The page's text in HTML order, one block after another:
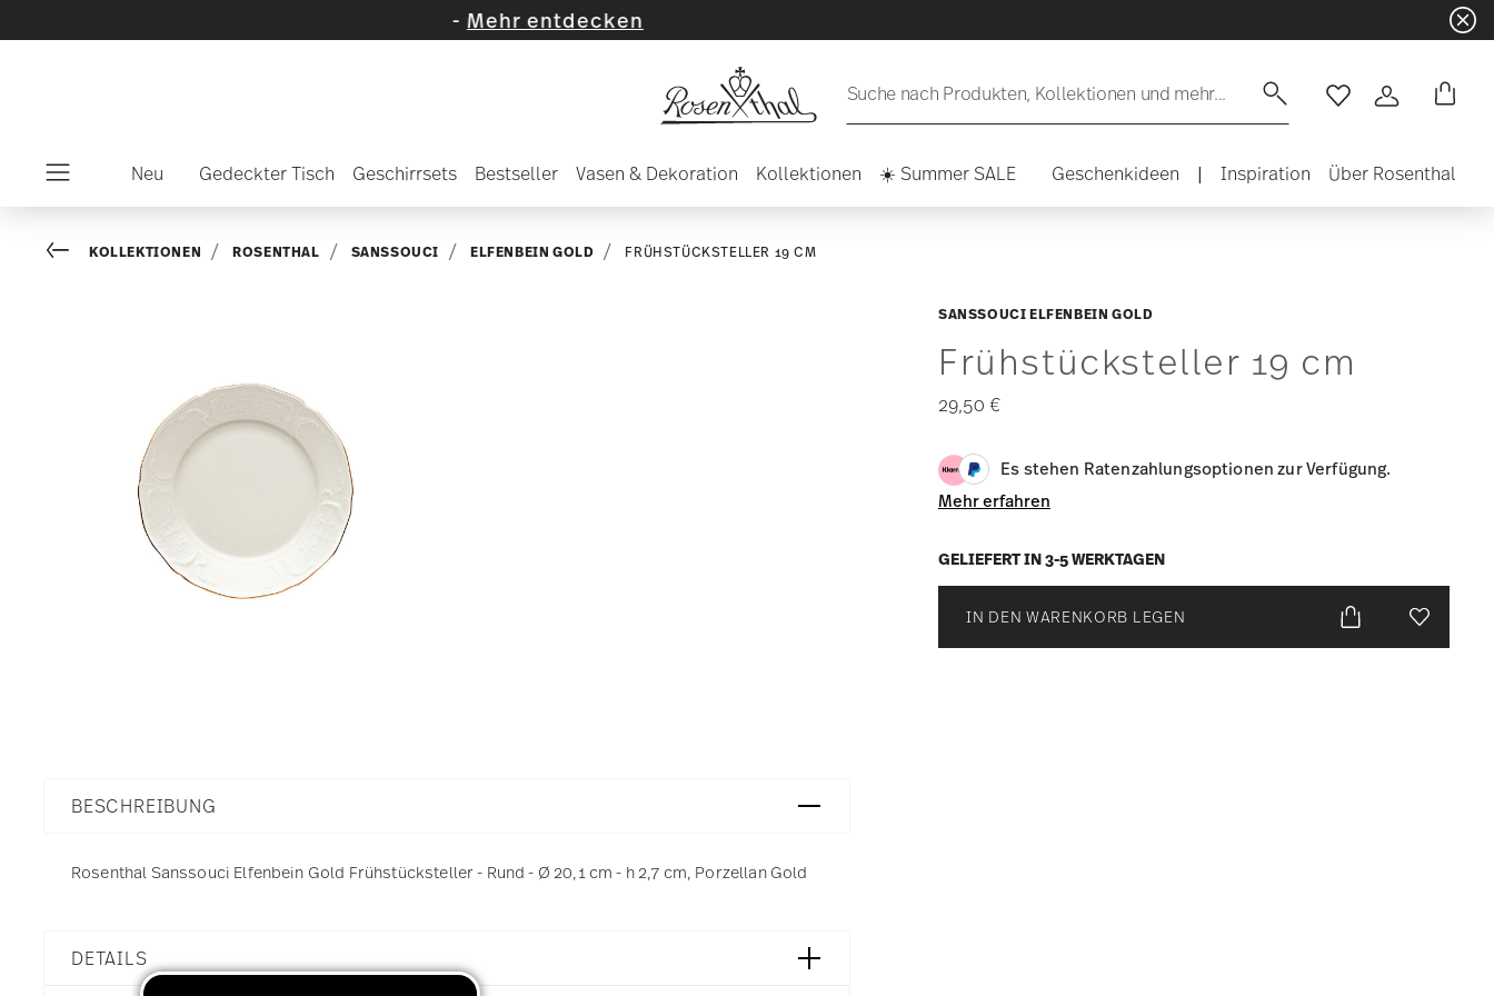
Mehr entdecken
Suche nach Produkten, Kollektionen und mehr... WishlistAnmelden
Neu Gedeckter Tisch Geschirrsets Bestseller Vasen & Dekoration Kollektionen ☀️ Summer SALE Geschenkideen | Inspiration Über Rosenthal
SANSSOUCI ELFENBEIN GOLD
Frühstücksteller 19 cm
29,50 €
Es stehen Ratenzahlungsoptionen zur Verfügung.
Mehr erfahren
GELIEFERT IN 3-5 WERKTAGEN
IN DEN WARENKORB LEGEN Add To
Go backKOLLEKTIONEN ROSENTHAL SANSSOUCI ELFENBEIN GOLD FRÜHSTÜCKSTELLER 19 CM
BESCHREIBUNG
Rosenthal Sanssouci Elfenbein Gold Frühstücksteller - Rund - Ø 20,1 cm - h 2,7 cm, Porzellan Gold
DETAILS